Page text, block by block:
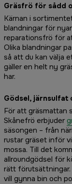
Gräsfrö för sådd
Kärnan i
blandningar för
reparationsfrö för
Olika blandningar
så att du kan välja
gäller en helt ny
har.
Gödsel,
För att gräsmattan
Skånefrö erbjuder
säsongen – från
rustar gräset inför
mossa. Till det
allroundgödsel för
rätt
vill gynna bin och